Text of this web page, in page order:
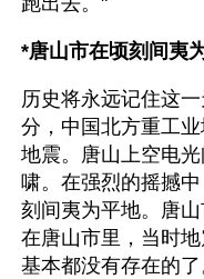
*唐山市在顷刻间夷
历史将永远记住这
分，中国北方重工
地震。唐山上空电
啸。在强烈的摇撼
刻间夷为平地。唐
在唐山市里，当时
基本都没有存在的了